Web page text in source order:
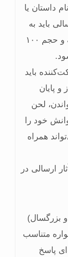
داستان یا
باید به
صورت افقی ضبط و حداکثر در ۵ دقیقه و حجم ۱۰۰
باید
و پایان
لحن
خود را
همراه
ارسالی در
بزرگسال)
متناسب
پاسخ